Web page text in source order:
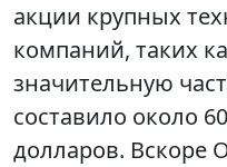
акции крупных
компаний, таких
значительную
составило около
долларов. Вскоре